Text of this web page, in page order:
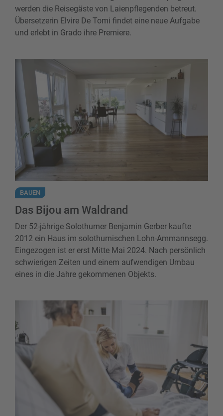
werden die Reisegäste von Laienpflegenden betreut.
Übersetzerin Elvire De Tomi findet eine neue Aufgabe
und erlebt in Grado ihre Premiere.
Das Bijou am Waldrand
BAUEN
Das Bijou am Waldrand
Der 52-jährige Solothurner Benjamin Gerber kaufte
2012 ein Haus im solothurnischen Lohn-Ammannsegg.
Eingezogen ist er erst Mitte Mai 2024. Nach persönlich
schwierigen Zeiten und einem aufwendigen Umbau
eines in die Jahre gekommenen Objekts.
Finanzierung der Pflege zu Hause